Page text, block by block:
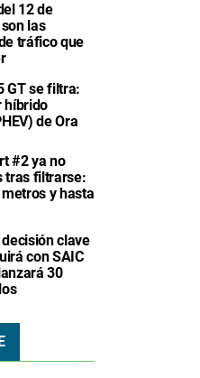
12 de
las
tráfico que
GT se filtra:
híbrido
de Ora
#2 ya no
tras filtrarse:
y hasta
clave
con SAIC
30